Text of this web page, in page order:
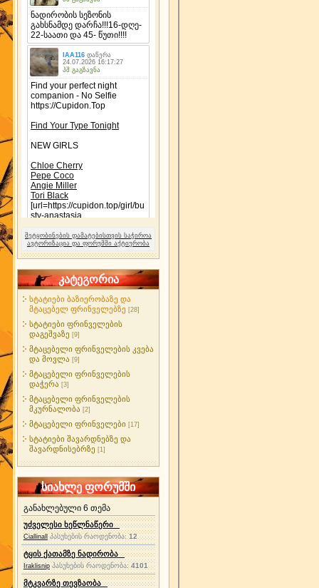
შეტყობინების დამატებისთვის საჭიროა
ავტორიზაცია და ფორუმში აქტიურობა
კატეგორია
სტატიები ბაზიერობაზე და
მტაცებელ ფრინველებზე [28]
სტატიები ფრინველების
დაგეშვაზე [9]
მტაცებელი ფრინველების კვება
და მოვლა [9]
მტაცებელი ფრინველების
დაჭერა [3]
მტაცებელი ფრინველების
მკურნალობა [2]
მტაცებელი ფრინველები [17]
სტატიები შავარდნებზე და
შავარდნისებრზე [1]
სიახლე ფორუმში
განახლებული 6 თემა
უძველესი ხეწლნაწერი
Ciallinall პასუხების რაოდენობა:12
ტყის ქათამზე ნადირობა
Iraklisnip პასუხების რაოდენობა: 4101
მტკვარზე თევზაობა